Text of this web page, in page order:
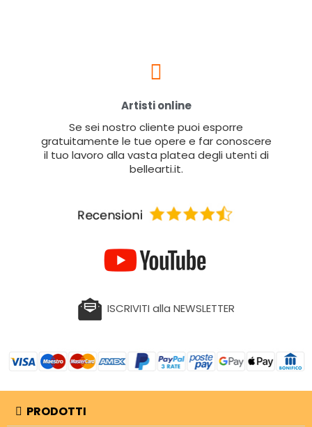
Artisti online
Se sei nostro cliente puoi esporre
gratuitamente le tue opere e far conoscere
il tuo lavoro alla vasta platea degli utenti di
bellearti.it.
ISCRIVITI alla NEWSLETTER
PRODOTTI